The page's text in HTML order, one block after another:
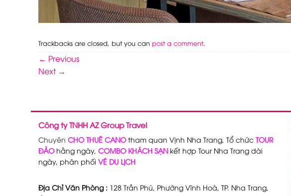
Trackbacks are closed, but you can post a comment.
← Previous
Next →
Công ty TNHH AZ Group Travel
Chuyên CHO THUÊ CANO tham quan Vịnh Nha Trang, Tổ chức TOUR
ĐẢO hằng ngày, COMBO KHÁCH SẠN kết hợp Tour Nha Trang dài
ngày, phân phối VÉ DU LỊCH
Địa Chỉ Văn Phòng : 128 Trần Phú, Phường Vĩnh Hoà, TP. Nha Trang,